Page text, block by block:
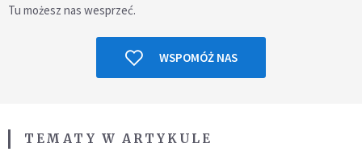
Tu możesz nas wesprzeć.
WSPOMÓŻ NAS
TEMATY W ARTYKULE